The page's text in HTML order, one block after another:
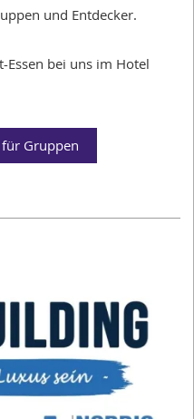
und Entdecker.
Essen bei uns im Hotel
Gruppen